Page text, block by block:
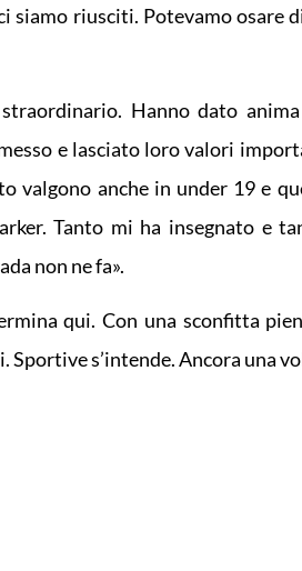
siamo riusciti. Potevamo osare
Hanno dato
e lasciato loro valori
valgono anche in under 19 e
Tanto mi ha insegnato e
non ne fa».
qui. Con una sconfitta
Sportive s’intende. Ancora una